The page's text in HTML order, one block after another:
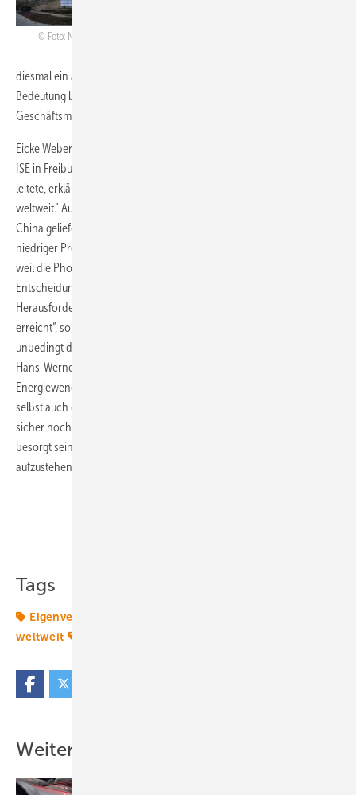
Foto: Nicole Weinhold
diesmal ein anderes Programm, das der Netzintegration eine starke
Bedeutung beimisst“, so Porzelius. Ein weiterer Schwerpunkt sind neue
Geschäftsmodelle.
Eicke Weber, Leiter des Fraunhofer-Instituts für Solare Energiesysteme
ISE in Freiburg, der die Eröffnungsrunde der klösterlichen Konferenz
leitete, erklärte: „Dieses Jahr wird entscheidend sein für die PV
weltweit.“ Ausrüsterfirmen hätten Komponenten für 60 Gigawatt nach
China geliefert. „Wir sehen abnehmende Produktionskapazität wegen
niedriger Preise, aber dafür eröffnen sich gleichzeitig Schleusentore,
weil die Photovoltaik billiger wird als Diesel.“ 2014 sei die
Entscheidung, wo welche Technologie eingesetzt wird. Das sei die
Herausforderung. „Wir haben in Deutschland die Kostensenkung
erreicht“, so Weber. „Jetzt müssen wir, wo es endlich losgeht,
unbedingt dabei bleiben.“ Der ISE-Chef kritisierte bei seinem Vortrag
Hans-Werner Sinn, der in einer Talkrunde gesagt hatte, dass
Energiewende ein Fehler war. Weber gab sich kämpferisch, er wolle
selbst auch demonstrieren gehen. „Wir Grauhaarigen werden hier
sicher noch leben können, aber die jungen Leute sollten ernsthaft
besorgt sein. Es geht darum, gegen die milliardenstarken Mächte
aufzustehen.“ (
Tags
Eigenverbrauch
weltweit
Weitere Inhalte